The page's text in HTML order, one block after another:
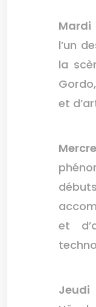
Mardi
l’un
la
et
et
Jeudi